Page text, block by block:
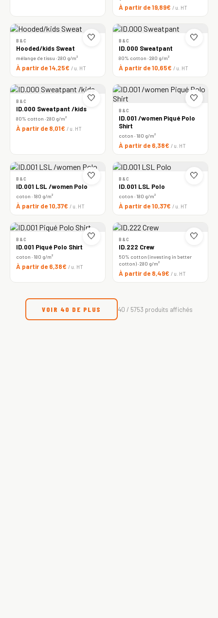
À partir de 19,89€ / u. HT
🤍
B&C
Hooded/kids Sweat
mélange de tissu · 280 g/m²
À partir de 14,25€ / u. HT
🤍
B&C
ID.000 Sweatpant
80% cotton · 280 g/m²
À partir de 10,65€ / u. HT
🤍
B&C
ID.000 Sweatpant /kids
80% cotton · 280 g/m²
À partir de 8,01€ / u. HT
🤍
B&C
ID.001 /women Piqué Polo
Shirt
coton · 180 g/m²
À partir de 6,38€ / u. HT
🤍
B&C
ID.001 LSL /women Polo
coton · 180 g/m²
À partir de 10,37€ / u. HT
🤍
B&C
ID.001 LSL Polo
coton · 180 g/m²
À partir de 10,37€ / u. HT
🤍
B&C
ID.001 Piqué Polo Shirt
coton · 180 g/m²
À partir de 6,38€ / u. HT
🤍
B&C
ID.222 Crew
50% cotton (investing in better
cotton) · 280 g/m²
À partir de 8,49€ / u. HT
VOIR 40 DE PLUS 40 / 5753 produits affichés